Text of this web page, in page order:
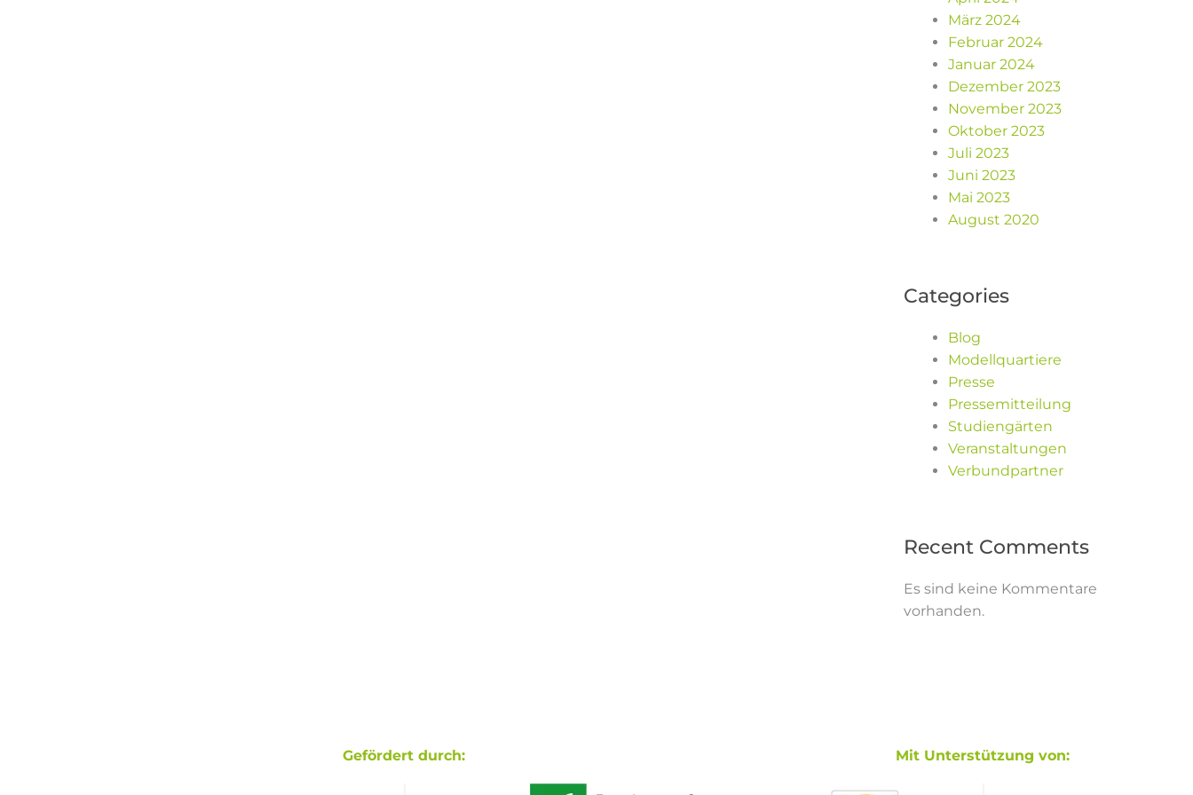
März 2024
Februar 2024
Januar 2024
Dezember 2023
November 2023
Oktober 2023
Juli 2023
Juni 2023
Mai 2023
August 2020
Categories
Blog
Modellquartiere
Presse
Pressemitteilung
Studiengärten
Veranstaltungen
Verbundpartner
Recent Comments
Es sind keine Kommentare
vorhanden.
Gefördert durch: Mit Unterstützung von: